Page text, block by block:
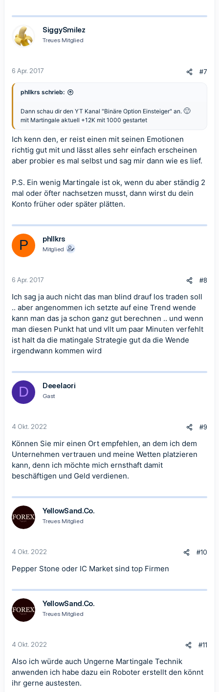
SiggySmilez
Treues Mitglied
6 Apr. 2017 #7
phllkrs schrieb:
Dann schau dir den YT Kanal "Binäre Option Einsteiger" an. 🙂
mit Martingale aktuell +12K mit 1000 gestartet
Ich kenn den, er reist einen mit seinen Emotionen
richtig gut mit und lässt alles sehr einfach erscheinen
aber probier es mal selbst und sag mir dann wie es lief.
P.S. Ein wenig Martingale ist ok, wenn du aber ständig 2
mal oder öfter nachsetzen musst, dann wirst du dein
Konto früher oder später plätten.
P phllkrs
Mitglied
6 Apr. 2017 #8
Ich sag ja auch nicht das man blind drauf los traden soll
.. aber angenommen ich setzte auf eine Trend wende
kann man das ja schon ganz gut berechnen .. und wenn
man diesen Punkt hat und vllt um paar Minuten verfehlt
ist halt da die matingale Strategie gut da die Wende
irgendwann kommen wird
D Deeelaori
Gast
4 Okt. 2022 #9
Können Sie mir einen Ort empfehlen, an dem ich dem
Unternehmen vertrauen und meine Wetten platzieren
kann, denn ich möchte mich ernsthaft damit
beschäftigen und Geld verdienen.
YellowSand.Co.
Treues Mitglied
4 Okt. 2022 #10
Pepper Stone oder IC Market sind top Firmen
YellowSand.Co.
Treues Mitglied
4 Okt. 2022 #11
Also ich würde auch Ungerne Martingale Technik
anwenden ich habe dazu ein Roboter erstellt den könnt
ihr gerne austesten.